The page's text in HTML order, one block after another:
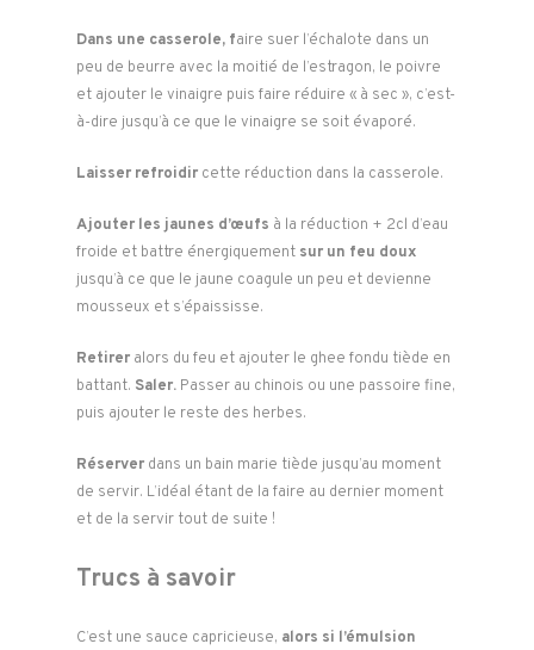
Dans une casserole, faire suer l’échalote dans un
peu de beurre avec la moitié de l’estragon, le poivre
et ajouter le vinaigre puis faire réduire « à sec », c’est-
à-dire jusqu’à ce que le vinaigre se soit évaporé.
Laisser refroidir cette réduction dans la casserole.
Ajouter les jaunes d’œufs à la réduction + 2cl d’eau
froide et battre énergiquement sur un feu doux
jusqu’à ce que le jaune coagule un peu et devienne
mousseux et s’épaississe.
Retirer alors du feu et ajouter le ghee fondu tiède en
battant. Saler. Passer au chinois ou une passoire fine,
puis ajouter le reste des herbes.
Réserver dans un bain marie tiède jusqu’au moment
de servir. L’idéal étant de la faire au dernier moment
et de la servir tout de suite !
Trucs à savoir
C’est une sauce capricieuse, alors si l’émulsion